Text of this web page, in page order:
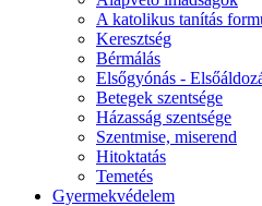
A katolikus tanítás
Keresztség
Bérmálás
Elsőgyónás -
Betegek szentsége
Házasság szentsége
Szentmise, miserend
Hitoktatás
Temetés
Gyermekvédelem